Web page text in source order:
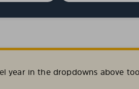
year in the dropdowns above